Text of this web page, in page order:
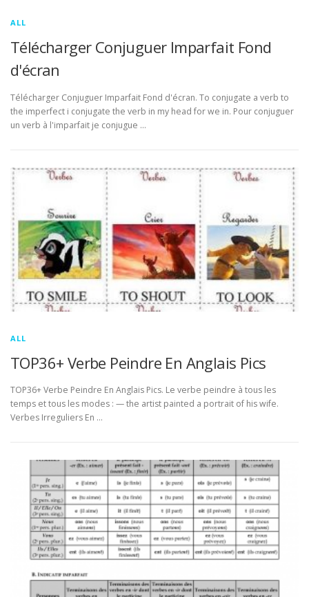
ALL
Télécharger Conjuguer Imparfait Fond
d'écran
Télécharger Conjuguer Imparfait Fond d'écran. To conjugate a verb to
the imperfect i conjugate the verb in my head for we in. Pour conjuguer
un verb à l'imparfait je conjugue …
ALL
TOP36+ Verbe Peindre En Anglais Pics
TOP36+ Verbe Peindre En Anglais Pics. Le verbe peindre à tous les
temps et tous les modes : — the artist painted a portrait of his wife.
Verbes Irreguliers En …